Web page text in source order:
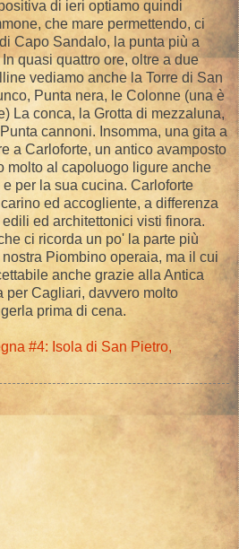
di ieri optiamo quindi
che mare permettendo, ci
Capo Sandalo, la punta più a
quasi quattro ore, oltre a due
vediamo anche la Torre di San
Punta nera, le Colonne (una è
La conca, la Grotta di mezzaluna,
cannoni. Insomma, una gita a
a Carloforte, un antico avamposto
molto al capoluogo ligure anche
per la sua cucina. Carloforte
ed accogliente, a differenza
ed architettonici visti finora.
ci ricorda un po' la parte più
Piombino operaia, ma il cui
anche grazie alla Antica
per Cagliari, davvero molto
prima di cena.
#4: Isola di San Pietro,